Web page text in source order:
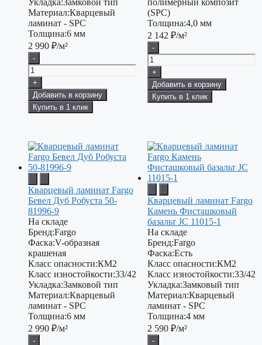
Укладка:Замковой тип
Материал:Кварцевый
ламинат - SPC
Толщина:6 мм
2 990 ₽/м²
-
+
Добавить в корзину
Купить в 1 клик
полимерный композит
(SPC)
Толщина:4,0 мм
2 142 ₽/м²
-
+
Добавить в корзину
Купить в 1 клик
Кварцевый ламинат Fargo
Бевел Дуб Робуста 50-
81996-9
На складе
Бренд:Fargo
Фаска:V-образная
крашеная
Класс опасности:КМ2
Класс изностойкости:33/42
Укладка:Замковой тип
Материал:Кварцевый
ламинат - SPC
Толщина:6 мм
2 990 ₽/м²
-
Кварцевый ламинат Fargo
Камень Фисташковый
базальт JC 11015-1
На складе
Бренд:Fargo
Фаска:Есть
Класс опасности:КМ2
Класс изностойкости:33/42
Укладка:Замковый тип
Материал:Кварцевый
ламинат - SPC
Толщина:4 мм
2 590 ₽/м²
-